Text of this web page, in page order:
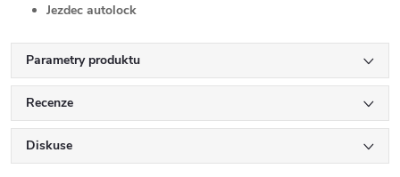
Jezdec autolock
Parametry produktu
Recenze
Diskuse